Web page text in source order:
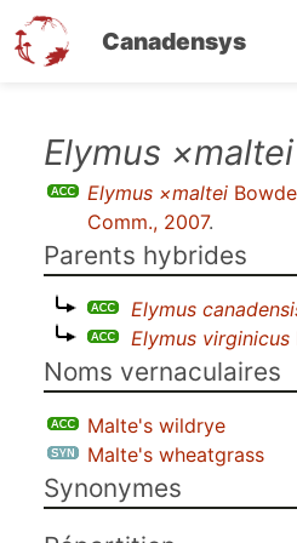
Canadensys
contenu
Elymus ×maltei
Elymus ×maltei
Comm., 2007.
Parents hybrides
Elymus
Elymus virginicus
Noms vernaculaires
Malte's wildrye
Malte's wheatgrass
Synonymes